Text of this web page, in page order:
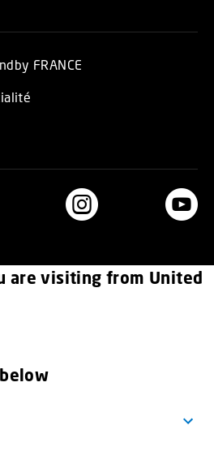
FRANCE
are visiting from United